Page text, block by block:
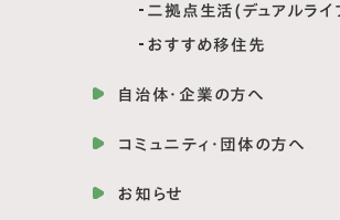
二拠点生活(デュアルライ
おすすめ移住先
自治体・企業の方へ
コミュニティ・団体の方へ
お知らせ